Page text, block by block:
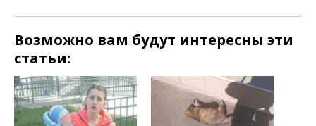
Возможно вам будут интересны эти
статьи: